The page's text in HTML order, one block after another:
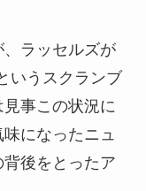
ラッセルズが
いうスクランブ
事この状況に
になったニュ
後をとったア